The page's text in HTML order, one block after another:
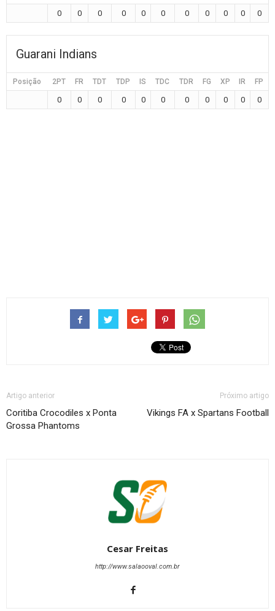
0 0 0 0 0 0 0 0 0 0 0
Guarani Indians
Posição 2PT FR TDT TDP IS TDC TDR FG XP IR FP
0 0 0 0 0 0 0 0 0 0 0
Artigo anterior
Coritiba Crocodiles x Ponta
Grossa Phantoms
Próximo artigo
Vikings FA x Spartans Football
Cesar Freitas
http://www.salaooval.com.br